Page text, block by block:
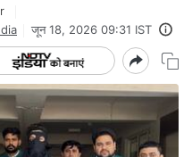
जून 18, 2026 09:31 IST